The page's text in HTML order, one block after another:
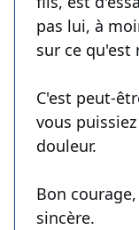
pas lui, à
sur ce qu'est
C'est peut-
vous
douleur.
Bon
sincère.